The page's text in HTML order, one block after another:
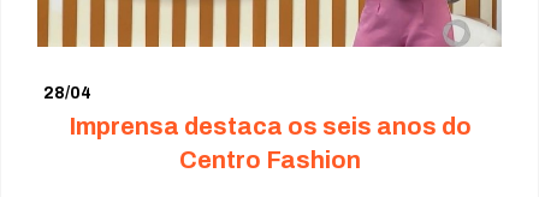
28/04
Imprensa destaca os seis anos do
Centro Fashion